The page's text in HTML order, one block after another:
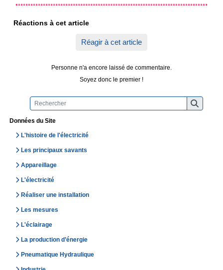
Données du Site
L'histoire de l'électricité
Les principaux savants
Appareillage
L'électricité
Réaliser une installation
Les mesures
L'éclairage
La production d’énergie
Pneumatique Hydraulique
Réactions à cet article
Réagir à cet article
Personne n'a encore laissé de commentaire.
Soyez donc le premier !